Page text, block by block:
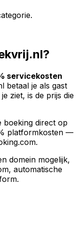
servicekosten
betaal je als gast
ziet, is de prijs die
boeking direct op
platformkosten —
domein mogelijk,
automatische